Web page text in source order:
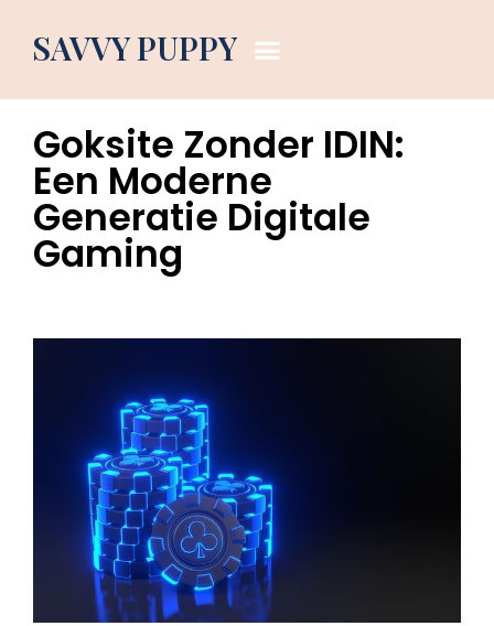
SAVVY PUPPY
Goksite Zonder IDIN:
Een Moderne
Generatie Digitale
Gaming